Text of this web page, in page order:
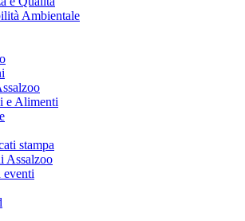
Ambientale
e Alimenti
stampa
Assalzoo
eventi